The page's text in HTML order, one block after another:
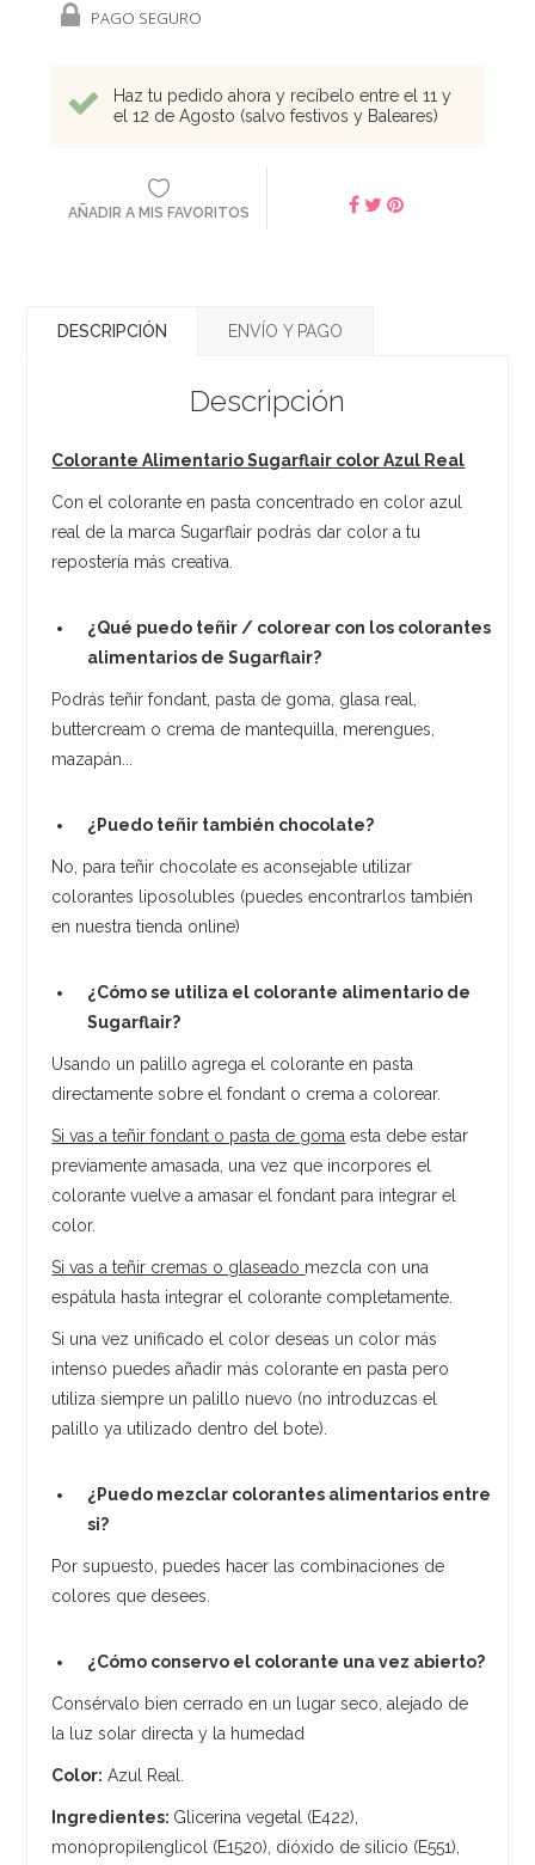
PAGO SEGURO
Haz tu pedido ahora y recíbelo entre el 11 y
el 12 de Agosto (salvo festivos y Baleares)
AÑADIR A MIS FAVORITOS
DESCRIPCIÓN ENVÍO Y PAGO
Descripción
Colorante Alimentario Sugarflair color Azul Real
Con el colorante en pasta concentrado en color azul
real de la marca Sugarflair podrás dar color a tu
repostería más creativa.
¿Qué puedo teñir / colorear con los colorantes
alimentarios de Sugarflair?
Podrás teñir fondant, pasta de goma, glasa real,
buttercream o crema de mantequilla, merengues,
mazapán...
¿Puedo teñir también chocolate?
No, para teñir chocolate es aconsejable utilizar
colorantes liposolubles (puedes encontrarlos también
en nuestra tienda online)
¿Cómo se utiliza el colorante alimentario de
Sugarflair?
Usando un palillo agrega el colorante en pasta
directamente sobre el fondant o crema a colorear.
Si vas a teñir fondant o pasta de goma esta debe estar
previamente amasada, una vez que incorpores el
colorante vuelve a amasar el fondant para integrar el
color.
Si vas a teñir cremas o glaseado mezcla con una
espátula hasta integrar el colorante completamente.
Si una vez unificado el color deseas un color más
intenso puedes añadir más colorante en pasta pero
utiliza siempre un palillo nuevo (no introduzcas el
palillo ya utilizado dentro del bote).
¿Puedo mezclar colorantes alimentarios entre
si?
Por supuesto, puedes hacer las combinaciones de
colores que desees.
¿Cómo conservo el colorante una vez abierto?
Consérvalo bien cerrado en un lugar seco, alejado de
la luz solar directa y la humedad
Color: Azul Real.
Ingredientes: Glicerina vegetal (E422),
monopropilenglicol (E1520), dióxido de silicio (E551),